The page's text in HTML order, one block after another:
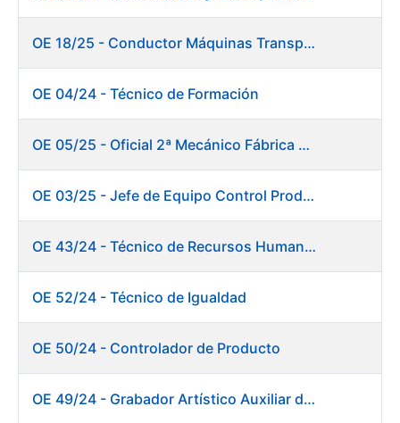
OE 18/25 - Conductor Máquinas Transportadoras Elevadoras. Fábrica Papel
OE 04/24 - Técnico de Formación
OE 05/25 - Oficial 2ª Mecánico Fábrica Papel
OE 03/25 - Jefe de Equipo Control Productivo. Fábrica Papel
OE 43/24 - Técnico de Recursos Humanos
OE 52/24 - Técnico de Igualdad
OE 50/24 - Controlador de Producto
OE 49/24 - Grabador Artístico Auxiliar de Originales